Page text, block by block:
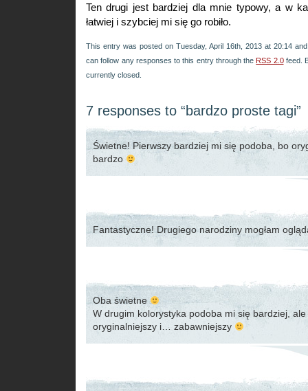
Ten drugi jest bardziej dla mnie typowy, a w
łatwiej i szybciej mi się go robiło.
This entry was posted on Tuesday, April 16th, 2013 at 20:14
can follow any responses to this entry through the RSS 2.0feed.
currently closed.
7 responses to “bardzo proste tagi”
Świetne! Pierwszy bardziej mi się podoba, bo
bardzo
Fantastyczne! Drugiego narodziny mogłam
Oba świetne
W drugim kolorystyka podoba mi się bardziej,
oryginalniejszy i… zabawniejszy